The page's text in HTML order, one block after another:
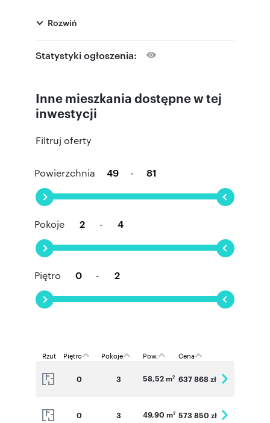
Rozwiń
Statystyki ogłoszenia:
Inne mieszkania dostępne w tej
inwestycji
Filtruj oferty
Powierzchnia -
Pokoje -
Piętro -
Rzut Piętro Pokoje Pow. Cena
0 3 58,52 m2 637 868 zł
0 3 49,90 m2 573 850 zł